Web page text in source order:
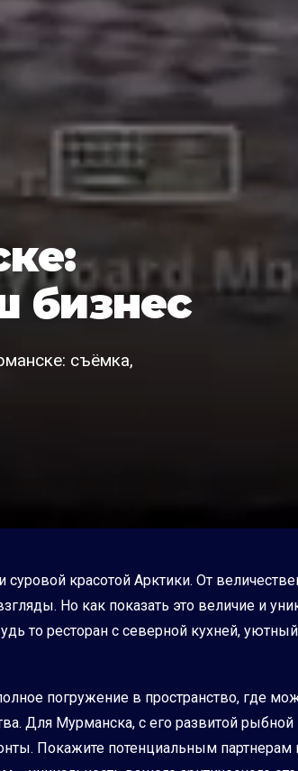
бизнес
съёмка,
красотой Арктики. От
Но как показать это величие и
то ресторан с северной кухней,
погружение в пространство, где
Для Мурманска, с его развитой
Покажите потенциальным